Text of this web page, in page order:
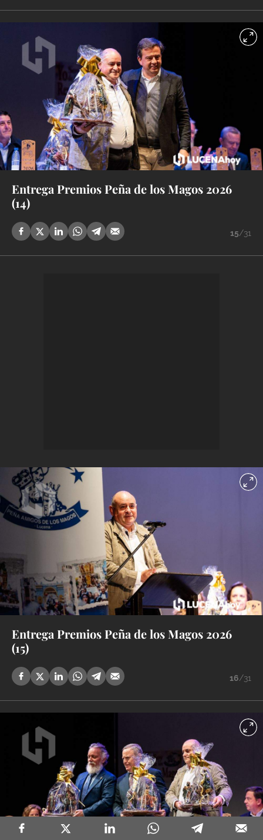
Entrega Premios Peña de los Magos 2026
(14)
15/31
Entrega Premios Peña de los Magos 2026
(15)
16/31